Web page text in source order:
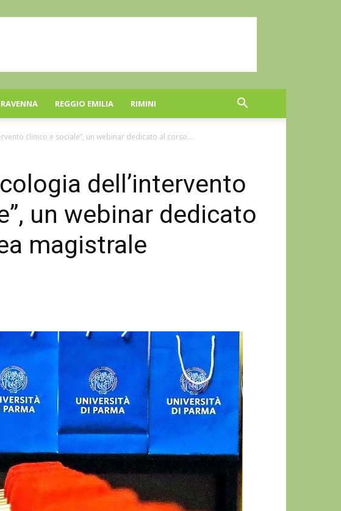
RAVENNA REGGIO EMILIA RIMINI
clinico e sociale”, un webinar dedicato al corso...
dell’intervento
un webinar dedicato
magistrale